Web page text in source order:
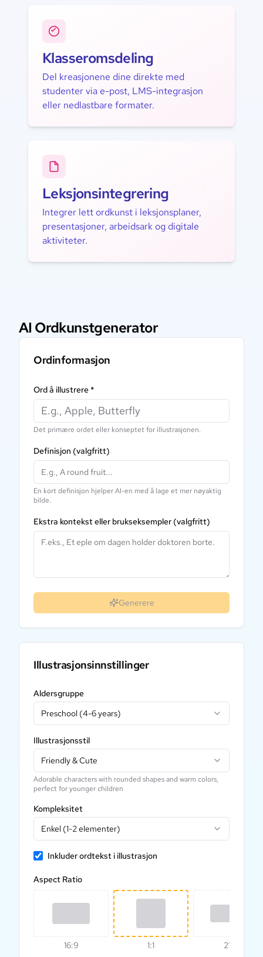
Klasseromsdeling
Del kreasjonene dine direkte med
studenter via e-post, LMS-integrasjon
eller nedlastbare formater.
Leksjonsintegrering
Integrer lett ordkunst i leksjonsplaner,
presentasjoner, arbeidsark og digitale
aktiviteter.
AI Ordkunstgenerator
Ordinformasjon
Ord å illustrere *
Det primære ordet eller konseptet for illustrasjonen.
Definisjon (valgfritt)
En kort definisjon hjelper AI-en med å lage et mer nøyaktig
bilde.
Ekstra kontekst eller brukseksempler (valgfritt)
Generere
Illustrasjonsinnstillinger
Aldersgruppe
Preschool (4-6 years)
Illustrasjonsstil
Friendly & Cute
Adorable characters with rounded shapes and warm colors,
perfect for younger children
Kompleksitet
Enkel (1-2 elementer)
Inkluder ordtekst i illustrasjon
Aspect Ratio
16:9 1:1 21:9